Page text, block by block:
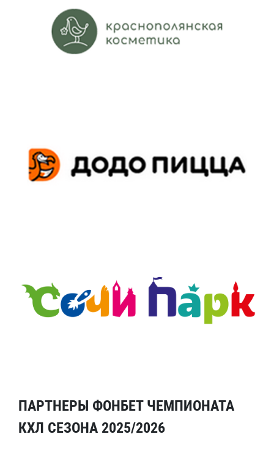
ПАРТНЕРЫ ФОНБЕТ ЧЕМПИОНАТА
КХЛ СЕЗОНА 2025/2026